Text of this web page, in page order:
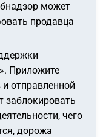
может
продавца
Приложите
отправленной
заблокировать
чего
дорожа